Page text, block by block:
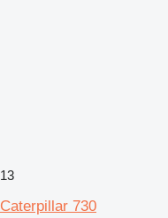
13
Caterpillar 730